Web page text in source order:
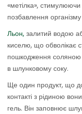
«метілка»,
позбавлення організму
Льон, залитий водою
киселю, що обволікає
пошкодження соляною
в шлунковому соку.
Ще один продукт, що
контакті з рідиною
гель. Він заповнює